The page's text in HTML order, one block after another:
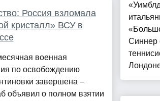
Россия взломала
кристалл» ВСУ в
военная
по освобождению
завершена –
объявил о полном взятии
Синнер